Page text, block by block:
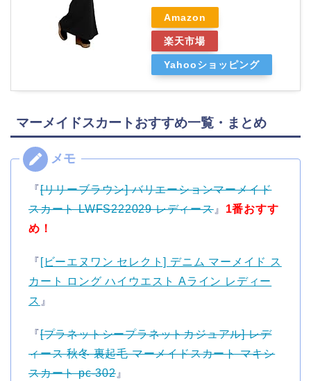
Amazon
楽天市場
Yahooショッピング
マーメイドスカートおすすめ一覧・まとめ
『[リリーブラウン] バリエーションマーメイド
スカート LWFS222029 レディース』 1番おすす
め！
『 [ビーエヌワン セレクト] デニム マーメイド ス
カート ロング ハイウエスト Aライン レディー
ス 』
『[プラネットシープラネットカジュアル] レデ
ィース 秋冬 裏起毛 マーメイドスカート マキシ
スカート pc-302』